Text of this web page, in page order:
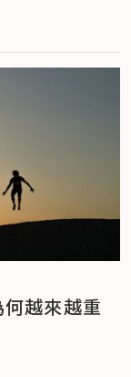
越來越重